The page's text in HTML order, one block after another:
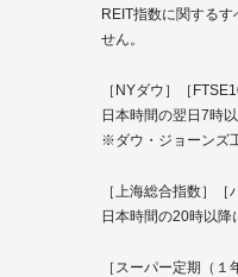
REIT指数に関する
せん。
［NYダウ］［
日本時間の翌日7時
※ダウ・ジョーンズ
［上海総合指数］［
日本時間の20時以降
［スーパー定期（１